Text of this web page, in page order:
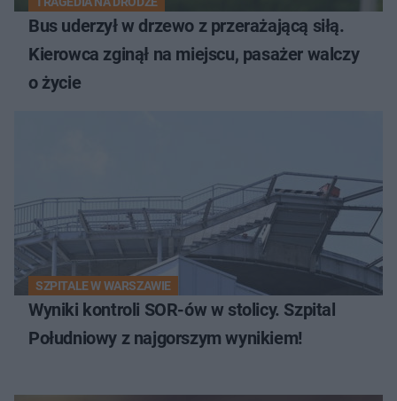
Bus uderzył w drzewo z przerażającą siłą.
Kierowca zginął na miejscu, pasażer walczy
o życie
SZPITALE W WARSZAWIE
Wyniki kontroli SOR-ów w stolicy. Szpital
Południowy z najgorszym wynikiem!